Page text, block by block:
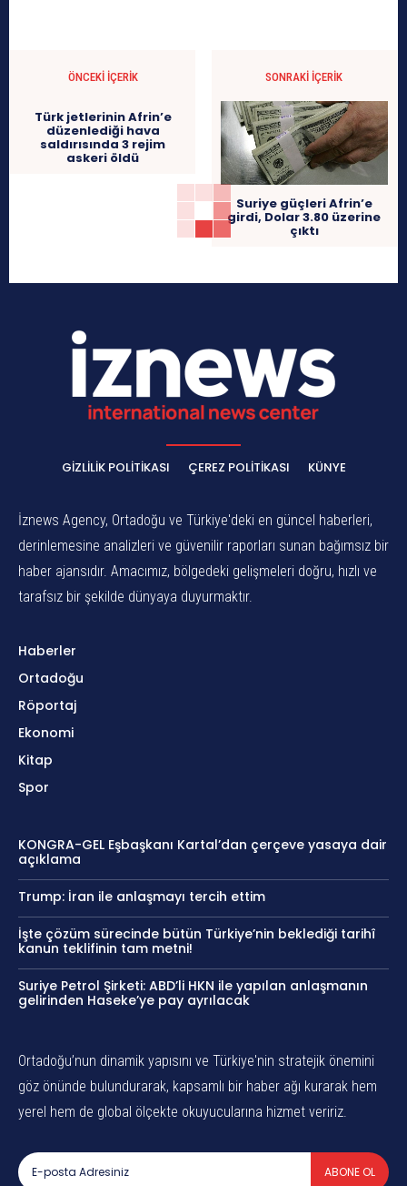
ÖNCEKI İÇERIK
Türk jetlerinin Afrin’e
düzenlediği hava
saldırısında 3 rejim
askeri öldü
SONRAKI İÇERIK
Suriye güçleri Afrin’e
girdi, Dolar 3.80 üzerine
çıktı
GIZLILIK POLITIKASI ÇEREZ POLITIKASI KÜNYE
İznews Agency, Ortadoğu ve Türkiye'deki en güncel haberleri,
derinlemesine analizleri ve güvenilir raporları sunan bağımsız bir
haber ajansıdır. Amacımız, bölgedeki gelişmeleri doğru, hızlı ve
tarafsız bir şekilde dünyaya duyurmaktır.
Haberler
Ortadoğu
Röportaj
Ekonomi
Kitap
Spor
KONGRA-GEL Eşbaşkanı Kartal’dan çerçeve yasaya dair
açıklama
Trump: İran ile anlaşmayı tercih ettim
İşte çözüm sürecinde bütün Türkiye’nin beklediği tarihî
kanun teklifinin tam metni!
Suriye Petrol Şirketi: ABD’li HKN ile yapılan anlaşmanın
gelirinden Haseke’ye pay ayrılacak
Ortadoğu’nun dinamik yapısını ve Türkiye'nin stratejik önemini
göz önünde bulundurarak, kapsamlı bir haber ağı kurarak hem
yerel hem de global ölçekte okuyucularına hizmet veririz.
ABONE OL